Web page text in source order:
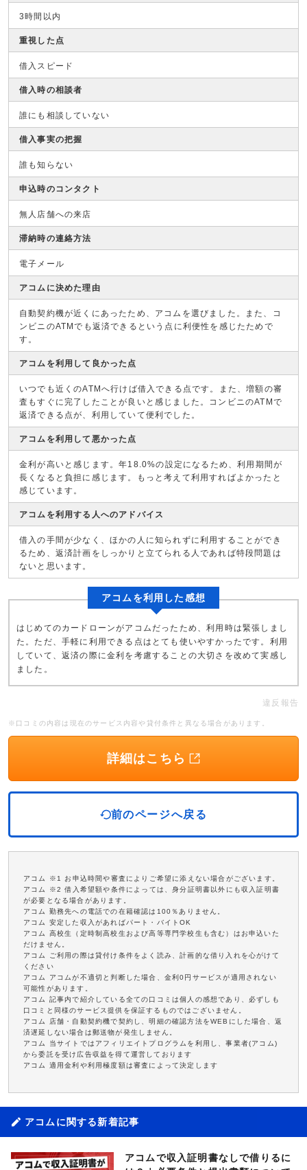
3時間以内
重視した点
借入スピード
借入時の相談者
誰にも相談していない
借入事実の把握
誰も知らない
申込時のコンタクト
無人店舗への来店
滞納時の連絡方法
電子メール
アコムに決めた理由
自動契約機が近くにあったため、アコムを選びました。また、コ
ンビニのATMでも返済できるという点に利便性を感じたためで
す。
アコムを利用して良かった点
いつでも近くのATMへ行けば借入できる点です。また、増額の審
査もすぐに完了したことが良いと感じました。コンビニのATMで
返済できる点が、利用していて便利でした。
アコムを利用して悪かった点
金利が高いと感じます。年18.0%の設定になるため、利用期間が
長くなると負担に感じます。もっと考えて利用すればよかったと
感じています。
アコムを利用する人へのアドバイス
借入の手間が少なく、ほかの人に知られずに利用することができ
るため、返済計画をしっかりと立てられる人であれば特段問題は
ないと思います。
アコムを利用した感想
はじめてのカードローンがアコムだったため、利用時は緊張しまし
た。ただ、手軽に利用できる点はとても使いやすかったです。利用
していて、返済の際に金利を考慮することの大切さを改めて実感し
ました。
違反報告
※口コミの内容は現在のサービス内容や貸付条件と異なる場合があります。
詳細はこちら
前のページへ戻る
アコム ※1 お申込時間や審査によりご希望に添えない場合がございます。
アコム ※2 借入希望額や条件によっては、身分証明書以外にも収入証明書
が必要となる場合があります。
アコム 勤務先への電話での在籍確認は100％ありません。
アコム 安定した収入があればパート・バイトOK
アコム 高校生（定時制高校生および高等専門学校生も含む）はお申込いた
だけません。
アコム ご利用の際は貸付け条件をよく読み、計画的な借り入れを心がけて
ください
アコム アコムが不適切と判断した場合、金利0円サービスが適用されない
可能性があります。
アコム 記事内で紹介している全ての口コミは個人の感想であり、必ずしも
口コミと同様のサービス提供を保証するものではございません。
アコム 店舗・自動契約機で契約し、明細の確認方法をWEBにした場合、返
済遅延しない場合は郵送物が発生しません。
アコム 当サイトではアフィリエイトプログラムを利用し、事業者(アコム)
から委託を受け広告収益を得て運営しております
アコム 適用金利や利用極度額は審査によって決定します
アコムに関する新着記事
アコムで収入証明書なしで借りるに